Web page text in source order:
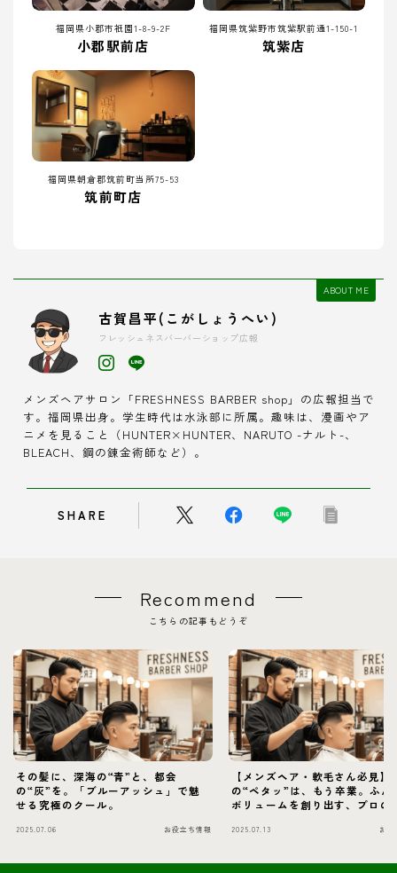
福岡県小郡市祇園1-8-9-2F
小郡駅前店
福岡県筑紫野市筑紫駅前通1-150-1
筑紫店
福岡県朝倉郡筑前町当所75-53
筑前町店
ABOUT ME
古賀昌平(こがしょうへい)
フレッシュネスバーバーショップ広報
メンズヘアサロン「FRESHNESS BARBER shop」の広報担当で
す。福岡県出身。学生時代は水泳部に所属。趣味は、漫画やア
ニメを見ること（HUNTER×HUNTER、NARUTO -ナルト-、
BLEACH、鋼の錬金術師など）。
SHARE
Recommend
こちらの記事もどうぞ
その髪に、深海の“青”と、都会
の“灰”を。「ブルーアッシュ」で魅
せる究極のクール。
2025.07.06 お役立ち情報
【メンズヘア・軟毛さん必見】
の“ペタッ”は、もう卒業。ふん
ボリュームを創り出す、プロの
2025.07.13 お